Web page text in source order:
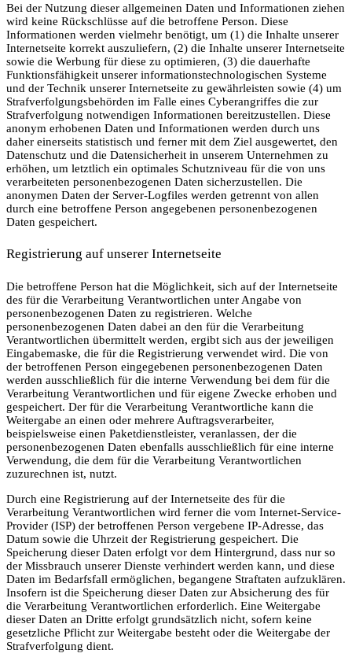
Bei der Nutzung dieser allgemeinen Daten und Informationen ziehen
wird keine Rückschlüsse auf die betroffene Person. Diese
Informationen werden vielmehr benötigt, um (1) die Inhalte unserer
Internetseite korrekt auszuliefern, (2) die Inhalte unserer Internetseite
sowie die Werbung für diese zu optimieren, (3) die dauerhafte
Funktionsfähigkeit unserer informationstechnologischen Systeme
und der Technik unserer Internetseite zu gewährleisten sowie (4) um
Strafverfolgungsbehörden im Falle eines Cyberangriffes die zur
Strafverfolgung notwendigen Informationen bereitzustellen. Diese
anonym erhobenen Daten und Informationen werden durch uns
daher einerseits statistisch und ferner mit dem Ziel ausgewertet, den
Datenschutz und die Datensicherheit in unserem Unternehmen zu
erhöhen, um letztlich ein optimales Schutzniveau für die von uns
verarbeiteten personenbezogenen Daten sicherzustellen. Die
anonymen Daten der Server-Logfiles werden getrennt von allen
durch eine betroffene Person angegebenen personenbezogenen
Daten gespeichert.
Registrierung auf unserer Internetseite
Die betroffene Person hat die Möglichkeit, sich auf der Internetseite
des für die Verarbeitung Verantwortlichen unter Angabe von
personenbezogenen Daten zu registrieren. Welche
personenbezogenen Daten dabei an den für die Verarbeitung
Verantwortlichen übermittelt werden, ergibt sich aus der jeweiligen
Eingabemaske, die für die Registrierung verwendet wird. Die von
der betroffenen Person eingegebenen personenbezogenen Daten
werden ausschließlich für die interne Verwendung bei dem für die
Verarbeitung Verantwortlichen und für eigene Zwecke erhoben und
gespeichert. Der für die Verarbeitung Verantwortliche kann die
Weitergabe an einen oder mehrere Auftragsverarbeiter,
beispielsweise einen Paketdienstleister, veranlassen, der die
personenbezogenen Daten ebenfalls ausschließlich für eine interne
Verwendung, die dem für die Verarbeitung Verantwortlichen
zuzurechnen ist, nutzt.
Durch eine Registrierung auf der Internetseite des für die
Verarbeitung Verantwortlichen wird ferner die vom Internet-Service-
Provider (ISP) der betroffenen Person vergebene IP-Adresse, das
Datum sowie die Uhrzeit der Registrierung gespeichert. Die
Speicherung dieser Daten erfolgt vor dem Hintergrund, dass nur so
der Missbrauch unserer Dienste verhindert werden kann, und diese
Daten im Bedarfsfall ermöglichen, begangene Straftaten aufzuklären.
Insofern ist die Speicherung dieser Daten zur Absicherung des für
die Verarbeitung Verantwortlichen erforderlich. Eine Weitergabe
dieser Daten an Dritte erfolgt grundsätzlich nicht, sofern keine
gesetzliche Pflicht zur Weitergabe besteht oder die Weitergabe der
Strafverfolgung dient.